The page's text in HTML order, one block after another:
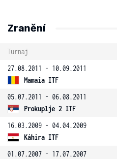
Zranění
Turnaj
27.08.2011 - 10.09.2011
Mamaia ITF
05.07.2011 - 06.08.2011
Prokuplje 2 ITF
16.03.2009 - 04.04.2009
Káhira ITF
01.07.2007 - 17.07.2007